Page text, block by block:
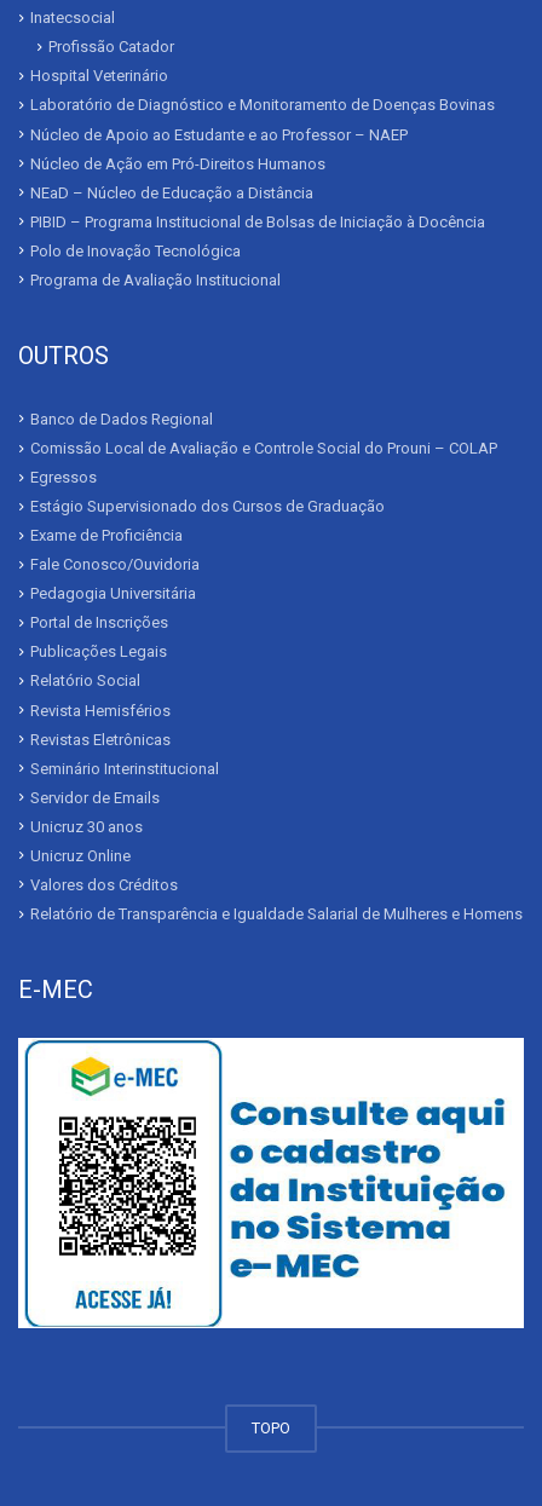
Inatecsocial
Profissão Catador
Hospital Veterinário
Laboratório de Diagnóstico e Monitoramento de Doenças Bovinas
Núcleo de Apoio ao Estudante e ao Professor – NAEP
Núcleo de Ação em Pró-Direitos Humanos
NEaD – Núcleo de Educação a Distância
PIBID – Programa Institucional de Bolsas de Iniciação à Docência
Polo de Inovação Tecnológica
Programa de Avaliação Institucional
OUTROS
Banco de Dados Regional
Comissão Local de Avaliação e Controle Social do Prouni – COLAP
Egressos
Estágio Supervisionado dos Cursos de Graduação
Exame de Proficiência
Fale Conosco/Ouvidoria
Pedagogia Universitária
Portal de Inscrições
Publicações Legais
Relatório Social
Revista Hemisférios
Revistas Eletrônicas
Seminário Interinstitucional
Servidor de Emails
Unicruz 30 anos
Unicruz Online
Valores dos Créditos
Relatório de Transparência e Igualdade Salarial de Mulheres e Homens
E-MEC
TOPO